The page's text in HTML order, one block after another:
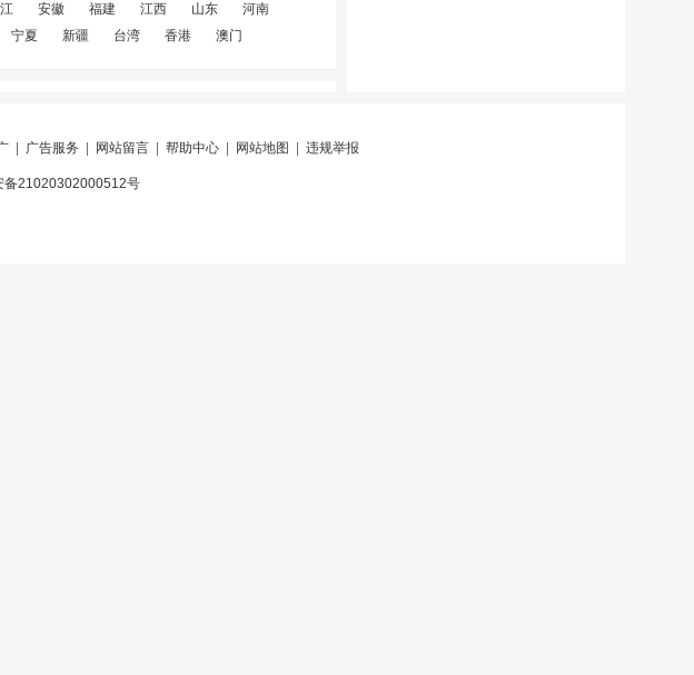
安徽 福建 江西 山东
河南
宁夏 新疆 台湾 香港 澳门
| 广告服务 网站留言| 帮助中心| 网站地图 违规举报
备21020302000512号